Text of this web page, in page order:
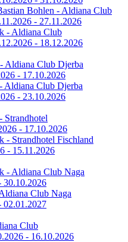
Bohlen - Aldiana Club
- 27.11.2026
- Aldiana Club
- 18.12.2026
Aldiana Club Djerba
- 17.10.2026
Aldiana Club Djerba
- 23.10.2026
Strandhotel
- 17.10.2026
- Strandhotel Fischland
- 15.11.2026
- Aldiana Club Naga
30.10.2026
Club Naga
02.01.2027
Club
- 16.10.2026